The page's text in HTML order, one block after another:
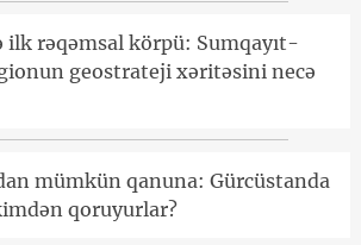
ilk rəqəmsal körpü: Sumqayıt-
geostrateji xəritəsini necə
mümkün qanuna: Gürcüstanda
qoruyurlar?